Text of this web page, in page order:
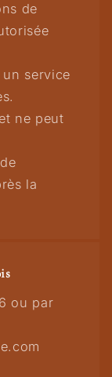
de
service
ne peut
la
ou par